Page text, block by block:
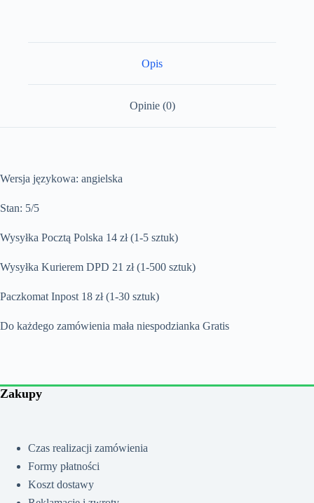
Opis
Opinie (0)
Wersja językowa: angielska
Stan: 5/5
Wysyłka Pocztą Polska 14 zł (1-5 sztuk)
Wysyłka Kurierem DPD 21 zł (1-500 sztuk)
Paczkomat Inpost 18 zł (1-30 sztuk)
Do każdego zamówienia mała niespodzianka Gratis
Zakupy
Czas realizacji zamówienia
Formy płatności
Koszt dostawy